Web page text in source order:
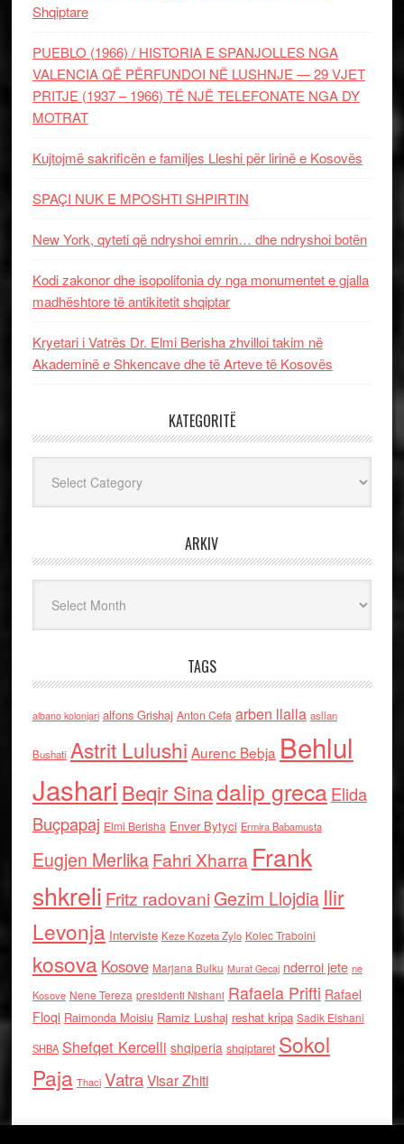
Shqiptare
PUEBLO (1966) / HISTORIA E SPANJOLLES NGA
VALENCIA QË PËRFUNDOI NË LUSHNJE — 29 VJET
PRITJE (1937 – 1966) TË NJË TELEFONATE NGA DY
MOTRAT
Kujtojmë sakrificën e familjes Lleshi për lirinë e Kosovës
SPAÇI NUK E MPOSHTI SHPIRTIN
New York, qyteti që ndryshoi emrin… dhe ndryshoi botën
Kodi zakonor dhe isopolifonia dy nga monumentet e gjalla
madhështore të antikitetit shqiptar
Kryetari i Vatrës Dr. Elmi Berisha zhvilloi takim në
Akademinë e Shkencave dhe të Arteve të Kosovës
KATEGORITË
ARKIV
TAGS
albano kolonjari alfons Grishaj Anton Cefa arben llalla asllan
Bushati Astrit Lulushi Aurenc Bebja Behlul
Jashari Beqir Sinadalip grecaElida
Buçpapaj Elmi Berisha Enver Bytyci Ermira Babamusta
Eugjen MerlikaFahri Xharra Frank
shkreli Fritz radovaniGezim Llojdia Ilir
Levonja Interviste Keze Kozeta Zylo Kolec Traboini
kosova Kosove Marjana Bulku Murat Gecaj nderroi jete ne
Kosove Nene Tereza presidenti Nishani Rafaela Prifti Rafael
Floqi Raimonda Moisiu Ramiz Lushaj reshat kripa Sadik Elshani
SHBA Shefqet Kercelli shqiperia shqiptaret Sokol
Paja Thaci VatraVisar Zhiti